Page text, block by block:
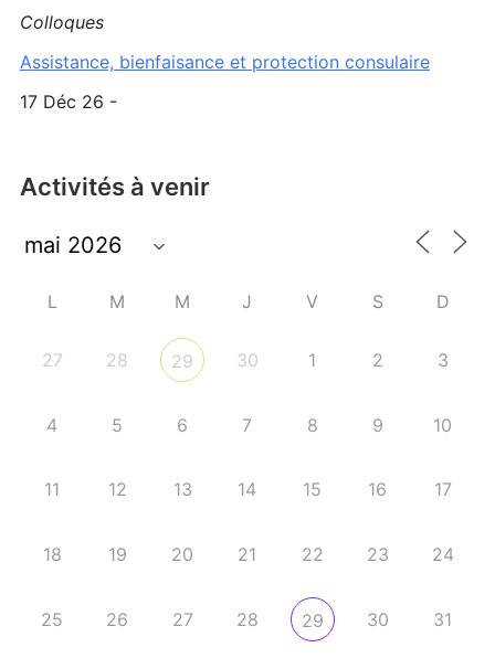
Colloques
Assistance, bienfaisance et protection consulaire
17 Déc 26 -
Activités à venir
L M M J V S D
27 28 29 30 1 2 3
4 5 6 7 8 9 10
11 12 13 14 15 16 17
18 19 20 21 22 23 24
25 26 27 28 29 30 31